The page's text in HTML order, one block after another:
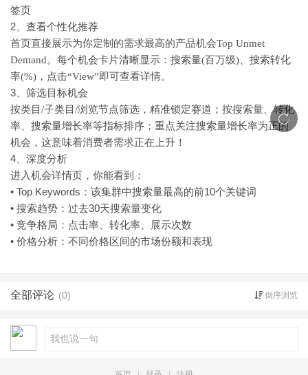
签页
2、查看个性化推荐
首页直接展示为你定制的需求最高的产品机会Top Unmet
Demand。每个机会卡片清晰显示：搜索量(百万级)、搜索转化
率(%)，点击“View”即可查看详情。
3、筛选目标机会
按类目 /子类目/浏览节点筛选，精准锁定赛道；按搜索量、转化
率、搜索量增长率等指标排序；重点关注搜索量增长率为正的
机会，这意味着消费者需求正在上升！
4、深度分析
进入机会详情页，你能看到：
• Top Keywords：该集群中搜索量最高的前10个关键词
• 搜索趋势：过去30天搜索量变化
• 竞争格局：点击率、转化率、展示次数
• 价格分析：不同价格区间的市场份额和表现
全部评论 (0) 倒序浏览